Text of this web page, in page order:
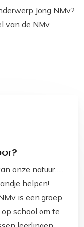
o
k
p
p
n
Jong NMv?
van de NMv
onze natuur…..
helpen!
is een groep
school om te
leerlingen